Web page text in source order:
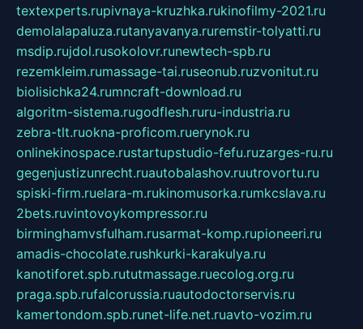
textexperts.rupivnaya-kruzhka.rukinofilmy-2021.ru
demolalapaluza.rutanyavanya.ruremstir-tolyatti.ru
msdip.rujdol.rusokolovr.runewtech-spb.ru
rezemkleim.rumassage-tai.ruseonub.ruzvonitut.ru
biolisichka24.rumncraft-download.ru
algoritm-sistema.rugodflesh.ruru-industria.ru
zebra-tlt.ruokna-proficom.ruerynok.ru
onlinekinospace.rustartupstudio-fefu.ruzarges-ru.ru
gegenjustizunrecht.ruautobalashov.ruutrovortu.ru
spiski-firm.ruelara-m.rukinomusorka.rumkcslava.ru
2bets.ruvintovoykompressor.ru
birminghamvsfulham.rusarmat-komp.rupioneeri.ru
amadis-chocolate.rushkurki-karakulya.ru
kanotiforet.spb.rututmassage.ruecolog.org.ru
praga.spb.rufalcorussia.ruautodoctorservis.ru
kamertondom.spb.runet-life.net.ruavto-vozim.ru